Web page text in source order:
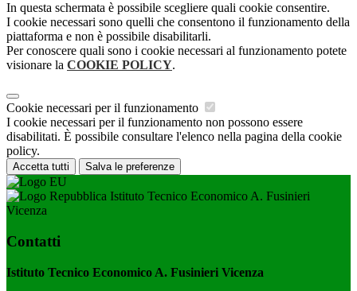
In questa schermata è possibile scegliere quali cookie consentire.
I cookie necessari sono quelli che consentono il funzionamento della
piattaforma e non è possibile disabilitarli.
Per conoscere quali sono i cookie necessari al funzionamento potete
visionare la COOKIE POLICY.
Cookie necessari per il funzionamento
I cookie necessari per il funzionamento non possono essere
disabilitati. È possibile consultare l'elenco nella pagina della cookie
policy.
Accetta tutti Salva le preferenze
Istituto Tecnico Economico A. Fusinieri
Vicenza
Contatti
Istituto Tecnico Economico A. Fusinieri Vicenza